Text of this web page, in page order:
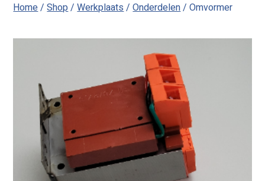
Home/Shop/Werkplaats/Onderdelen/ Omvormer